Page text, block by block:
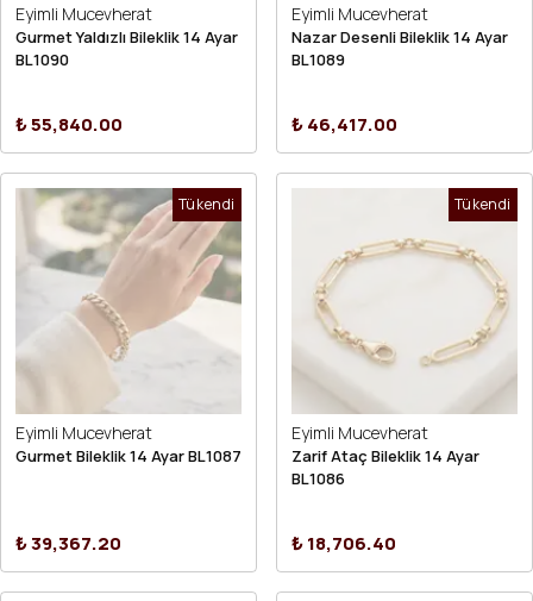
Eyimli Mucevherat
Gurmet Yaldızlı Bileklik 14 Ayar
BL1090
₺ 55,840.00
Eyimli Mucevherat
Nazar Desenli Bileklik 14 Ayar
BL1089
₺ 46,417.00
Tükendi
Eyimli Mucevherat
Gurmet Bileklik 14 Ayar BL1087
₺ 39,367.20
Tükendi
Eyimli Mucevherat
Zarif Ataç Bileklik 14 Ayar
BL1086
₺ 18,706.40